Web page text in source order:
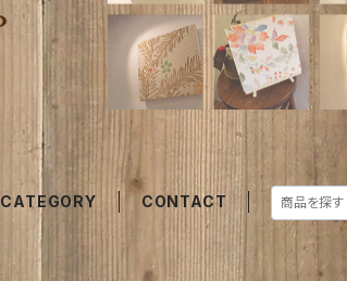
CATEGORY CONTACT